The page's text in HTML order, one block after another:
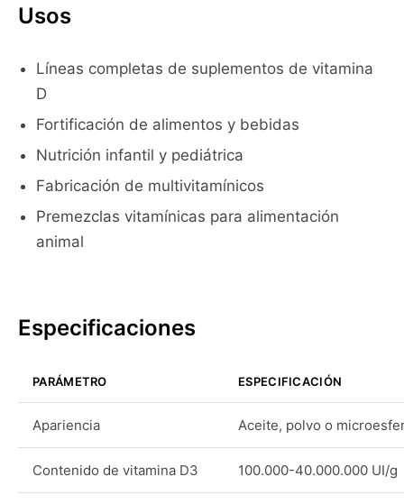
Usos
Líneas completas de suplementos de vitamina
D
Fortificación de alimentos y bebidas
Nutrición infantil y pediátrica
Fabricación de multivitamínicos
Premezclas vitamínicas para alimentación
animal
Especificaciones
PARÁMETRO ESPECIFICACIÓN
Apariencia Aceite, polvo o
Contenido de vitamina D3 100.000-40.000.000 UI/g